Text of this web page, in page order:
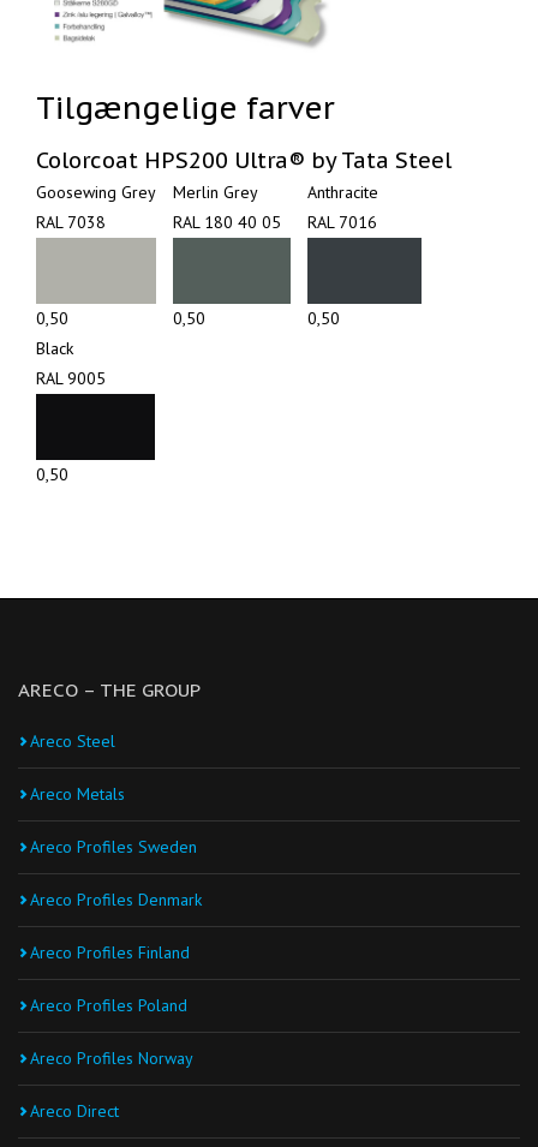
Tilgængelige farver
Colorcoat HPS200 Ultra® by Tata Steel
Goosewing Grey‎
RAL 7038
0,50
Merlin Grey‎ ‎ ‎ ‎ ‎ ‎ ‎ ‎‎‎
RAL 180 40 05
0,50
Anthracite‎ ‎ ‎ ‎ ‎ ‎ ‎ ‎ ‎ ‎
RAL 7016
0,50
Black‎ ‎ ‎ ‎ ‎ ‎ ‎ ‎ ‎ ‎ ‎ ‎ ‎ ‎ ‎‎ ‎ ‎ ‎
RAL 9005
0,50
ARECO – THE GROUP
Areco Steel
Areco Metals
Areco Profiles Sweden
Areco Profiles Denmark
Areco Profiles Finland
Areco Profiles Poland
Areco Profiles Norway
Areco Direct